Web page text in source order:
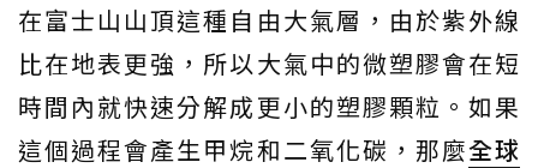
在富士山山頂這種自由大氣層，由於紫外線
比在地表更強，所以大氣中的微塑膠會在短
時間內就快速分解成更小的塑膠顆粒。如果
這個過程會產生甲烷和二氧化碳，那麼全球